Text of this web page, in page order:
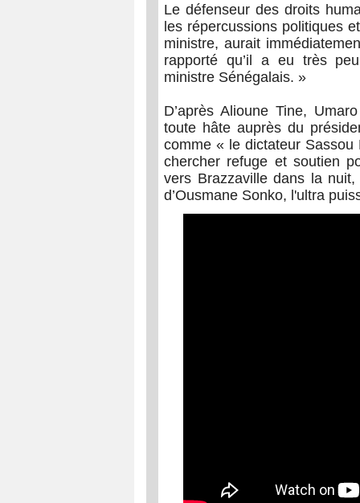
Le défenseur des droits
les répercussions politiques
ministre, aurait
rapporté qu’il a eu très
ministre Sénégalais. »
D’après Alioune Tine,
toute hâte auprès du
comme « le dictateur
chercher refuge et soutien
vers Brazzaville dans la
d’Ousmane Sonko, l'ultra